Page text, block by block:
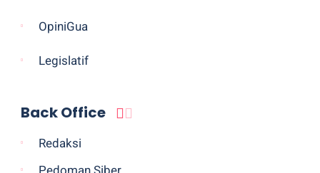
OpiniGua
Legislatif
Back Office
Redaksi
Pedoman Siber